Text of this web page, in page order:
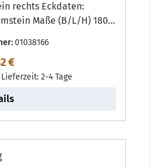
Maße (B/L/H) 180
01038166
Preis:
€
2-4 Tage